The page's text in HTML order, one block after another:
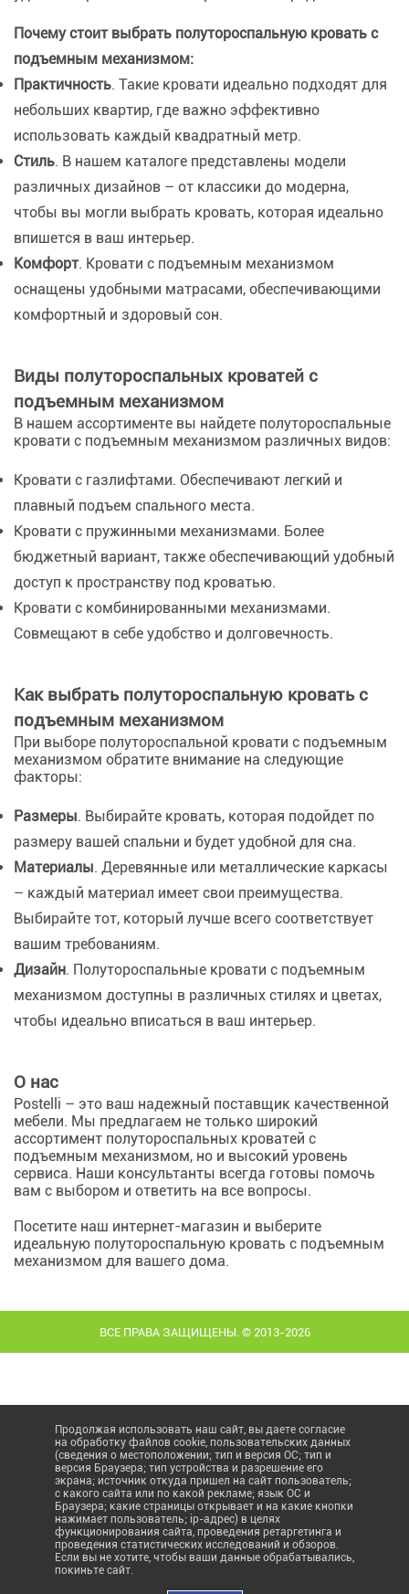
Почему стоит выбрать полутороспальную кровать с
подъемным механизмом:
Практичность. Такие кровати идеально подходят для
небольших квартир, где важно эффективно
использовать каждый квадратный метр.
Стиль. В нашем каталоге представлены модели
различных дизайнов – от классики до модерна,
чтобы вы могли выбрать кровать, которая идеально
впишется в ваш интерьер.
Комфорт. Кровати с подъемным механизмом
оснащены удобными матрасами, обеспечивающими
комфортный и здоровый сон.
Виды полутороспальных кроватей с
подъемным механизмом
В нашем ассортименте вы найдете полутороспальные
кровати с подъемным механизмом различных видов:
Кровати с газлифтами. Обеспечивают легкий и
плавный подъем спального места.
Кровати с пружинными механизмами. Более
бюджетный вариант, также обеспечивающий удобный
доступ к пространству под кроватью.
Кровати с комбинированными механизмами.
Совмещают в себе удобство и долговечность.
Как выбрать полутороспальную кровать с
подъемным механизмом
При выборе полутороспальной кровати с подъемным
механизмом обратите внимание на следующие
факторы:
Размеры. Выбирайте кровать, которая подойдет по
размеру вашей спальни и будет удобной для сна.
Материалы. Деревянные или металлические каркасы
– каждый материал имеет свои преимущества.
Выбирайте тот, который лучше всего соответствует
вашим требованиям.
Дизайн. Полутороспальные кровати с подъемным
механизмом доступны в различных стилях и цветах,
чтобы идеально вписаться в ваш интерьер.
О нас
Postelli – это ваш надежный поставщик качественной
мебели. Мы предлагаем не только широкий
ассортимент полутороспальных кроватей с
подъемным механизмом, но и высокий уровень
сервиса. Наши консультанты всегда готовы помочь
вам с выбором и ответить на все вопросы.
Посетите наш интернет-магазин и выберите
идеальную полутороспальную кровать с подъемным
механизмом для вашего дома.
ВСЕ ПРАВА ЗАЩИЩЕНЫ. © 2013-2026
Продолжая использовать наш сайт, вы даете согласие
на обработку файлов cookie, пользовательских данных
(сведения о местоположении; тип и версия ОС; тип и
версия Браузера; тип устройства и разрешение его
экрана; источник откуда пришел на сайт пользователь;
с какого сайта или по какой рекламе; язык ОС и
Браузера; какие страницы открывает и на какие кнопки
нажимает пользователь; ip-адрес) в целях
функционирования сайта, проведения ретаргетинга и
проведения статистических исследований и обзоров.
Если вы не хотите, чтобы ваши данные обрабатывались,
покиньте сайт.